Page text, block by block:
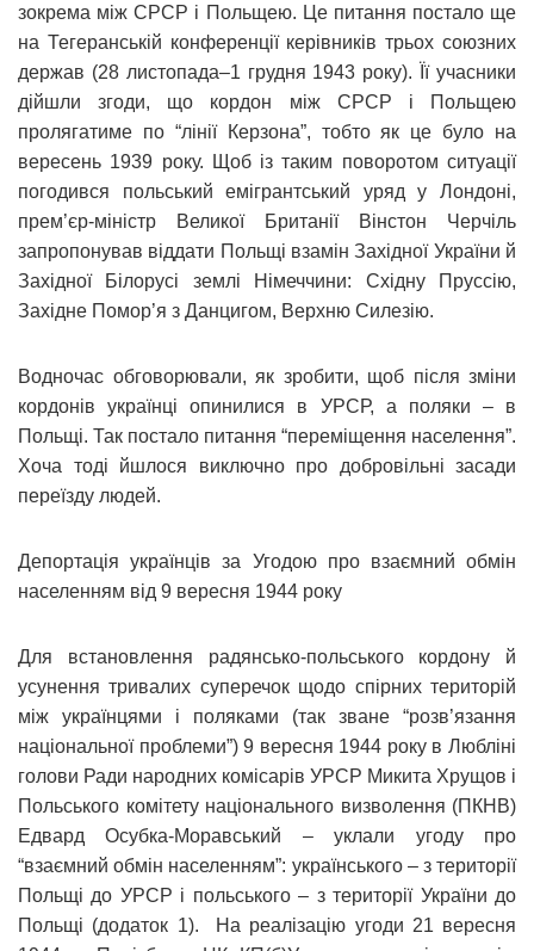
зокрема між СРСР і Польщею. Це питання постало ще
на Тегеранській конференції керівників трьох союзних
держав (28 листопада–1 грудня 1943 року). Її учасники
дійшли згоди, що кордон між СРСР і Польщею
пролягатиме по “лінії Керзона”, тобто як це було на
вересень 1939 року. Щоб із таким поворотом ситуації
погодився польський емігрантський уряд у Лондоні,
прем’єр-міністр Великої Британії Вінстон Черчіль
запропонував віддати Польщі взамін Західної України й
Західної Білорусі землі Німеччини: Східну Пруссію,
Західне Помор’я з Данцигом, Верхню Силезію.
Водночас обговорювали, як зробити, щоб після зміни
кордонів українці опинилися в УРСР, а поляки – в
Польщі. Так постало питання “переміщення населення”.
Хоча тоді йшлося виключно про добровільні засади
переїзду людей.
Депортація українців за Угодою про взаємний обмін
населенням від 9 вересня 1944 року
Для встановлення радянсько-польського кордону й
усунення тривалих суперечок щодо спірних територій
між українцями і поляками (так зване “розв’язання
національної проблеми”) 9 вересня 1944 року в Любліні
голови Ради народних комісарів УРСР Микита Хрущов і
Польського комітету національного визволення (ПКНВ)
Едвард Осубка-Моравський – уклали угоду про
“взаємний обмін населенням”: українського – з території
Польщі до УРСР і польського – з території України до
Польщі (додаток 1). На реалізацію угоди 21 вересня